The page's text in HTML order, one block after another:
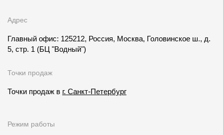
Адрес
Главный офис: 125212, Россия, Москва, Головинское ш., д.
5, стр. 1 (БЦ "Водный")
Точки продаж
Точки продаж в г. Санкт-Петербург
Режим работы